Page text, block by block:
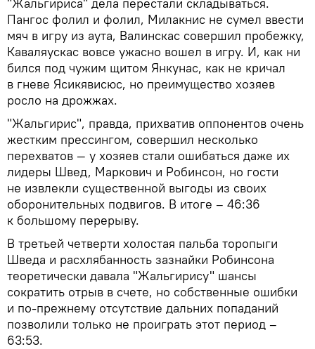
Пангос фолил и фолил, Милакнис не сумел ввести
мяч в игру из аута, Валинскас совершил пробежку,
Каваляускас вовсе ужасно вошел в игру. И, как ни
бился под чужим щитом Янкунас, как не кричал
в гневе Ясикявисюс, но преимущество хозяев
росло на дрожжах.
"Жальгирис", правда, прихватив оппонентов очень
жестким прессингом, совершил несколько
перехватов — у хозяев стали ошибаться даже их
лидеры Швед, Маркович и Робинсон, но гости
не извлекли существенной выгоды из своих
оборонительных подвигов. В итоге – 46:36
к большому перерыву.
В третьей четверти холостая пальба торопыги
Шведа и расхлябанность зазнайки Робинсона
теоретически давала "Жальгирису" шансы
сократить отрыв в счете, но собственные ошибки
и по-прежнему отсутствие дальних попаданий
позволили только не проиграть этот период –
63:53.